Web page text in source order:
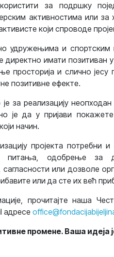
за подршку
активностима или
који спроводе
удружењима и спортским
директно имати позитиван
просторија и слично
позитивне ефекте.
за реализацију
је да у пријави
начин.
пројекта потребни и
питања, одобрење за
или дозволе
или да сте их већ
прочитајте наша
адресе
промене. Ваша идеја